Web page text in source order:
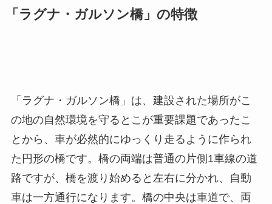
「ラグナ・ガルソン橋」の特徴
「ラグナ・ガルソン橋」は、建設された場所がこ
の地の自然環境を守るとこが重要課題であったこ
とから、車が必然的にゆっくり走るように作られ
た円形の橋です。橋の両端は普通の片側1車線の道
路ですが、橋を渡り始めると左右に分かれ、自動
車は一方通行になります。橋の中央は車道で、両